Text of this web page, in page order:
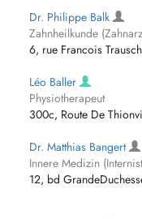
Dr. Philippe Balk
Zahnheilkunde
6, rue Francois
Léo Baller
Physiotherapeut
300c, Route De
Dr. Matthias Bangert
Innere Medizin
12, bd